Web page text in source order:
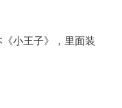
小王子》，里面装
淡淡的悲伤